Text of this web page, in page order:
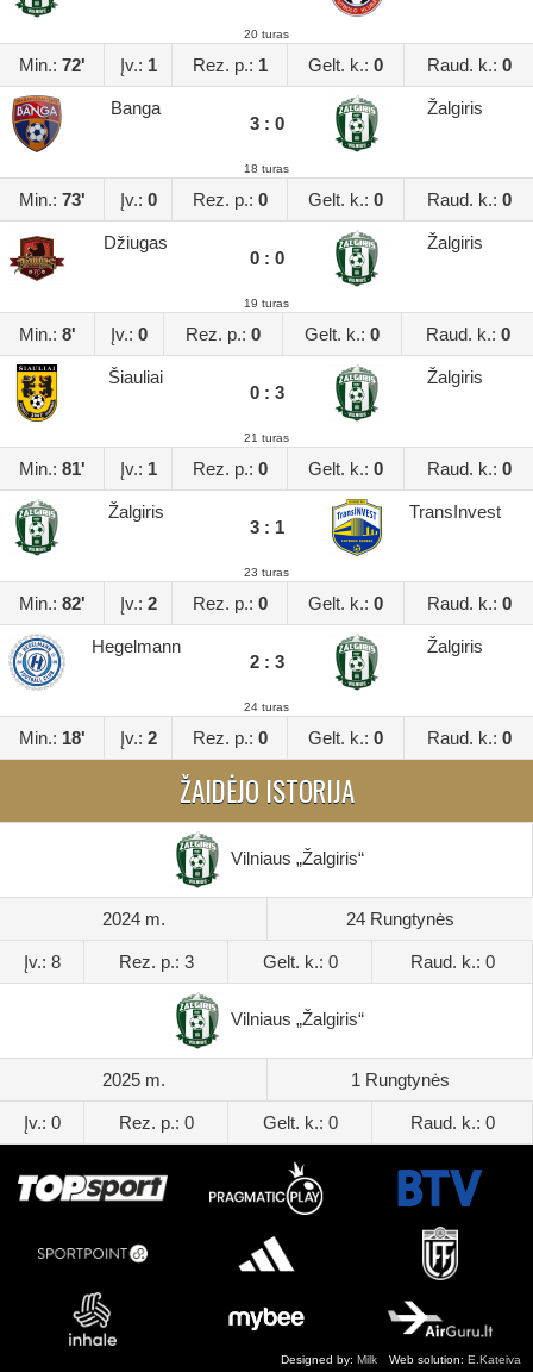
20 turas
Min.: 72' Įv.: 1 Rez. p.: 1 Gelt. k.: 0 Raud. k.: 0
Banga
3 : 0
Žalgiris
18 turas
Min.: 73' Įv.: 0 Rez. p.: 0 Gelt. k.: 0 Raud. k.: 0
Džiugas
0 : 0
Žalgiris
19 turas
Min.: 8' Įv.: 0 Rez. p.: 0 Gelt. k.: 0 Raud. k.: 0
Šiauliai
0 : 3
Žalgiris
21 turas
Min.: 81' Įv.: 1 Rez. p.: 0 Gelt. k.: 0 Raud. k.: 0
Žalgiris
3 : 1
TransInvest
23 turas
Min.: 82' Įv.: 2 Rez. p.: 0 Gelt. k.: 0 Raud. k.: 0
Hegelmann
2 : 3
Žalgiris
24 turas
Min.: 18' Įv.: 2 Rez. p.: 0 Gelt. k.: 0 Raud. k.: 0
ŽAIDĖJO ISTORIJA
Vilniaus „Žalgiris“
2024 m. 24 Rungtynės
Įv.: 8 Rez. p.: 3 Gelt. k.: 0 Raud. k.: 0
Vilniaus „Žalgiris“
2025 m. 1 Rungtynės
Įv.: 0 Rez. p.: 0 Gelt. k.: 0 Raud. k.: 0
Web solution: E.Kateiva
Designed by: Milk